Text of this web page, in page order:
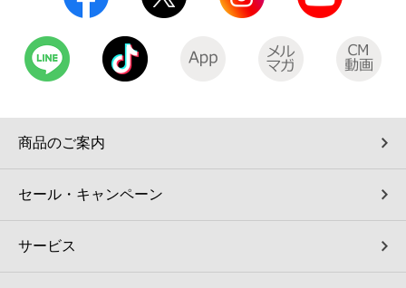
商品のご案内
セール・キャンペーン
サービス